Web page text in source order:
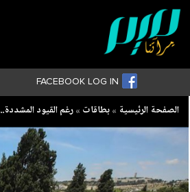
FACEBOOK LOG IN
Breadcrumb
الصفحة الرئيسية بطاقات رغم القيود المشددة..